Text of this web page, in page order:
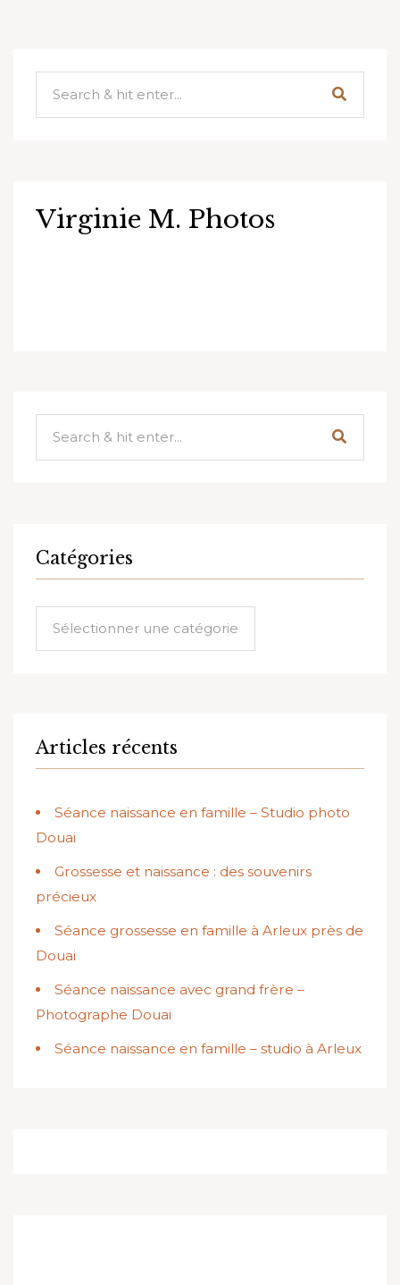
Virginie M. Photos
Catégories
Articles récents
Séance naissance en famille – Studio photo
Douai
Grossesse et naissance : des souvenirs
précieux
Séance grossesse en famille à Arleux près de
Douai
Séance naissance avec grand frère –
Photographe Douai
Séance naissance en famille – studio à Arleux